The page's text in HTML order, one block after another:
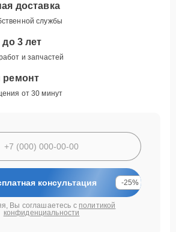
доставка
службы
до 3 лет
и запчастей
от 30 минут
консультация -25%
Вы соглашаетесь с политикой
конфиденциальности